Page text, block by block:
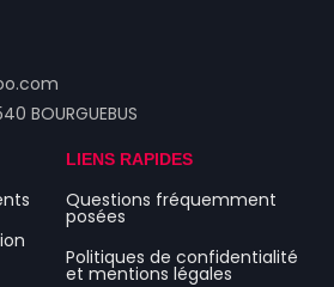
BOURGUEBUS
LIENS RAPIDES
Questions fréquemment
posées
Politiques de confidentialité
et mentions légales